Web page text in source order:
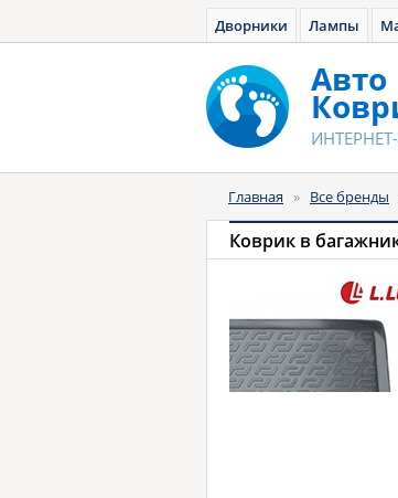
Дворники Лампы
Авто
Главная » Все бренды
Коврик в